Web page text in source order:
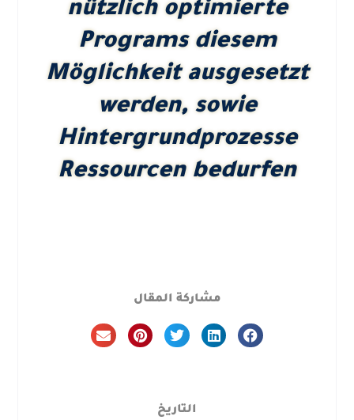
nützlich optimierte
Programs diesem
Möglichkeit ausgesetzt
werden, sowie
Hintergrundprozesse
Ressourcen bedurfen
مشاركة المقال
التاريخ